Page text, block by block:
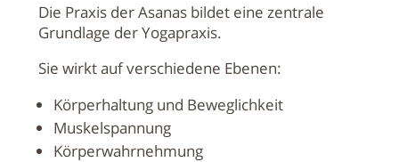
Die Praxis der Asanas bildet eine zentrale
Grundlage der Yogapraxis.
Sie wirkt auf verschiedene Ebenen:
Körperhaltung und Beweglichkeit
Muskelspannung
Körperwahrnehmung